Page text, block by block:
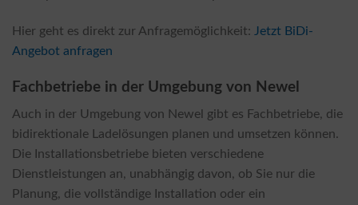
Hier geht es direkt zur Anfragemöglichkeit: Jetzt BiDi-
Angebot anfragen
Fachbetriebe in der Umgebung von Newel
Auch in der Umgebung von Newel gibt es Fachbetriebe, die
bidirektionale Ladelösungen planen und umsetzen können.
Die Installationsbetriebe bieten verschiedene
Dienstleistungen an, unabhängig davon, ob Sie nur die
Planung, die vollständige Installation oder ein